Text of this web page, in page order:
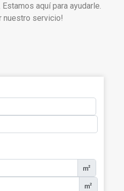
aquí para ayudarle.
nuestro servicio!
m²
m²